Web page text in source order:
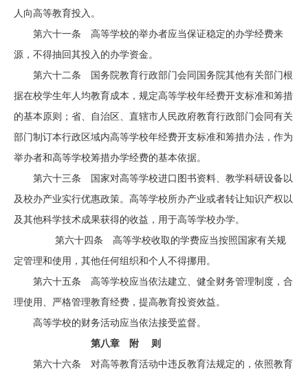
人向高等教育投入。
第六十一条 高等学校的举办者应当保证稳定的办学经费来
源，不得抽回其投入的办学资金。
第六十二条 国务院教育行政部门会同国务院其他有关部门根
据在校学生年人均教育成本，规定高等学校年经费开支标准和筹措
的基本原则；省、自治区、直辖市人民政府教育行政部门会同有关
部门制订本行政区域内高等学校年经费开支标准和筹措办法，作为
举办者和高等学校筹措办学经费的基本依据。
第六十三条 国家对高等学校进口图书资料、教学科研设备以
及校办产业实行优惠政策。高等学校所办产业或者转让知识产权以
及其他科学技术成果获得的收益，用于高等学校办学。
第六十四条 高等学校收取的学费应当按照国家有关规
定管理和使用，其他任何组织和个人不得挪用。
第六十五条 高等学校应当依法建立、健全财务管理制度，合
理使用、严格管理教育经费，提高教育投资效益。
高等学校的财务活动应当依法接受监督。
第八章 附 则
第六十六条 对高等教育活动中违反教育法规定的，依照教育